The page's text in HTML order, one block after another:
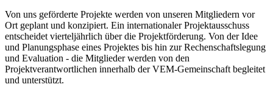
Von uns geförderte Projekte werden von unseren Mitgliedern vor
Ort geplant und konzipiert. Ein internationaler Projektausschuss
entscheidet vierteljährlich über die Projektförderung. Von der Idee
und Planungsphase eines Projektes bis hin zur Rechenschaftslegung
und Evaluation - die Mitglieder werden von den
Projektverantwortlichen innerhalb der VEM-Gemeinschaft begleitet
und unterstützt.